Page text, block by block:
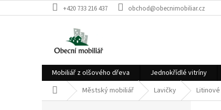
na
+420 733 216 437 obchod@obecnimobiliar.cz
Mobiliář z olšového dřeva Jednokřídlé vitríny
Domů Městský mobiliář Lavičky